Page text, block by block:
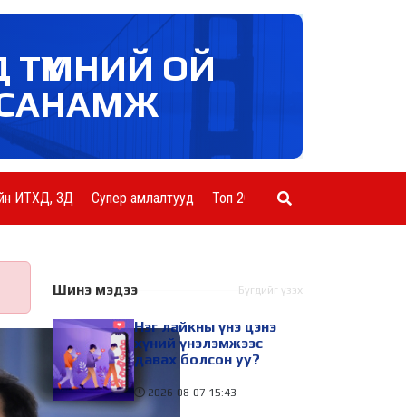
ТҮМНИЙ ОЙ
ИТХД, ЗД Супер амлалтууд Топ 20 ААН
Шинэ мэдээ Бүгдийг үзэх
Нэг лайкны үнэ цэнэ
хүний үнэлэмжээс
давах болсон уу?
2026-08-07 15:43